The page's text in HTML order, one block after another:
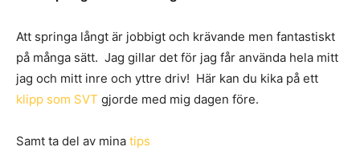
Att springa långt är jobbigt och krävande men fantastiskt
på många sätt. Jag gillar det för jag får använda hela mitt
jag och mitt inre och yttre driv! Här kan du kika på ett
klipp som SVT gjorde med mig dagen före.
Samt ta del av mina tips